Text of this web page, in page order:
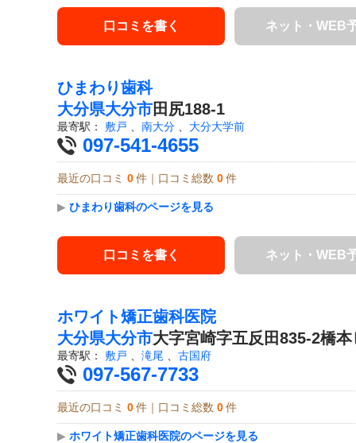
口コミを書く ネット・WEB
ひまわり歯科
大分県大分市田尻188-1
最寄駅： 敷戸 、 南大分 、 大分大学前
097-541-4655
最近の口コミ 0 件｜口コミ総数 0 件
▶ ひまわり歯科のページを見る
口コミを書く ネット・WEB
ホワイト矯正歯科医院
大分県大分市大字宮崎字五反田835-2橋本
最寄駅： 敷戸 滝尾 古国府
097-567-7733
最近の口コミ 0 件｜口コミ総数 0 件
▶ ホワイト矯正歯科医院のページを見る